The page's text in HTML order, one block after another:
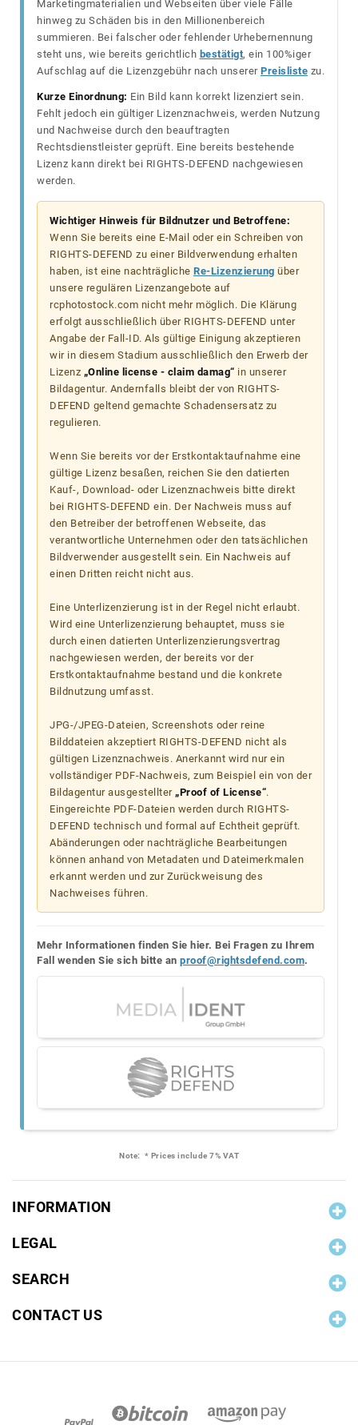
Marketingmaterialien und Webseiten über viele Fälle
hinweg zu Schäden bis in den Millionenbereich
summieren. Bei falscher oder fehlender Urhebernennung
steht uns, wie bereits gerichtlich bestätigt, ein 100%iger
Aufschlag auf die Lizenzgebühr nach unserer Preisliste zu.
Kurze Einordnung: Ein Bild kann korrekt lizenziert sein.
Fehlt jedoch ein gültiger Lizenznachweis, werden Nutzung
und Nachweise durch den beauftragten
Rechtsdienstleister geprüft. Eine bereits bestehende
Lizenz kann direkt bei RIGHTS-DEFEND nachgewiesen
werden.
Wichtiger Hinweis für Bildnutzer und Betroffene:
Wenn Sie bereits eine E-Mail oder ein Schreiben von
RIGHTS-DEFEND zu einer Bildverwendung erhalten
haben, ist eine nachträgliche Re-Lizenzierung über
unsere regulären Lizenzangebote auf
rcphotostock.com nicht mehr möglich. Die Klärung
erfolgt ausschließlich über RIGHTS-DEFEND unter
Angabe der Fall-ID. Als gültige Einigung akzeptieren
wir in diesem Stadium ausschließlich den Erwerb der
Lizenz „Online license - claim damag“ in unserer
Bildagentur. Andernfalls bleibt der von RIGHTS-
DEFEND geltend gemachte Schadensersatz zu
regulieren.
Wenn Sie bereits vor der Erstkontaktaufnahme eine
gültige Lizenz besaßen, reichen Sie den datierten
Kauf-, Download- oder Lizenznachweis bitte direkt
bei RIGHTS-DEFEND ein. Der Nachweis muss auf
den Betreiber der betroffenen Webseite, das
verantwortliche Unternehmen oder den tatsächlichen
Bildverwender ausgestellt sein. Ein Nachweis auf
einen Dritten reicht nicht aus.
Eine Unterlizenzierung ist in der Regel nicht erlaubt.
Wird eine Unterlizenzierung behauptet, muss sie
durch einen datierten Unterlizenzierungsvertrag
nachgewiesen werden, der bereits vor der
Erstkontaktaufnahme bestand und die konkrete
Bildnutzung umfasst.
JPG-/JPEG-Dateien, Screenshots oder reine
Bilddateien akzeptiert RIGHTS-DEFEND nicht als
gültigen Lizenznachweis. Anerkannt wird nur ein
vollständiger PDF-Nachweis, zum Beispiel ein von der
Bildagentur ausgestellter „Proof of License“.
Eingereichte PDF-Dateien werden durch RIGHTS-
DEFEND technisch und formal auf Echtheit geprüft.
Abänderungen oder nachträgliche Bearbeitungen
können anhand von Metadaten und Dateimerkmalen
erkannt werden und zur Zurückweisung des
Nachweises führen.
Mehr Informationen finden Sie hier. Bei Fragen zu Ihrem
Fall wenden Sie sich bitte an proof@rightsdefend.com.
Note: * Prices include 7% VAT
INFORMATION
LEGAL
SEARCH
CONTACT US